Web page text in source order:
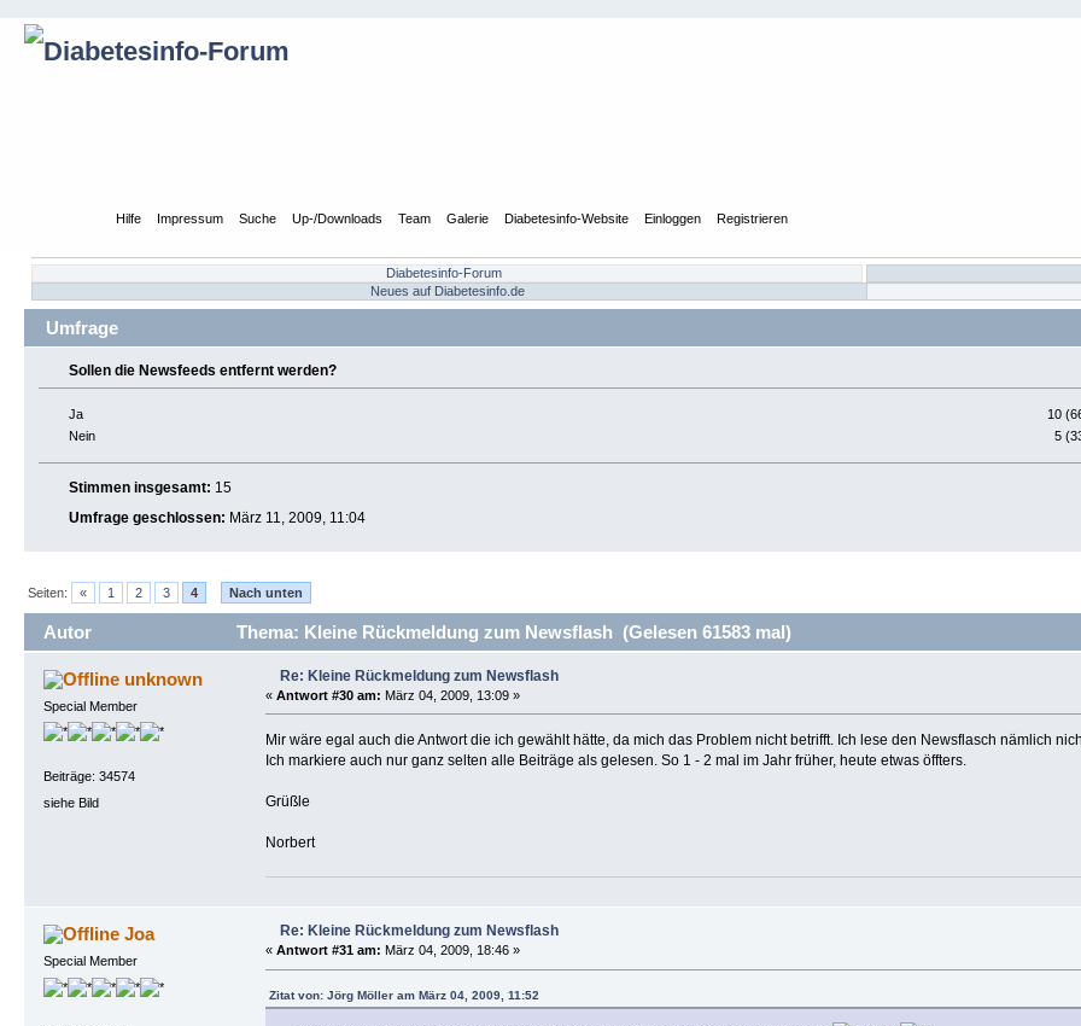
Hilfe Impressum Suche Up-/Downloads Team Galerie Diabetesinfo-Website Einloggen Registrieren
Diabetesinfo-Forum
Neues auf Diabetesinfo.de
Umfrage
Sollen die Newsfeeds entfernt werden?
Ja
10
Nein
5
Stimmen insgesamt: 15
Umfrage geschlossen: März 11, 2009, 11:04
Seiten: « 1 2 3 4 Nach unten
Autor Thema: Kleine Rückmeldung zum Newsflash (Gelesen 61583 mal)
unknown
Special Member
Beiträge: 34574
siehe Bild
Re: Kleine Rückmeldung zum Newsflash
« Antwort #30 am: März 04, 2009, 13:09 »
Mir wäre egal auch die Antwort die ich gewählt hätte, da mich das Problem nicht betrifft. Ich lese den Newsflasch nämlich
Ich markiere auch nur ganz selten alle Beiträge als gelesen. So 1 - 2 mal im Jahr früher, heute etwas öffters.
Grüßle
Norbert
Joa
Special Member
Re: Kleine Rückmeldung zum Newsflash
« Antwort #31 am: März 04, 2009, 18:46 »
Zitat von: Jörg Möller am März 04, 2009, 11:52